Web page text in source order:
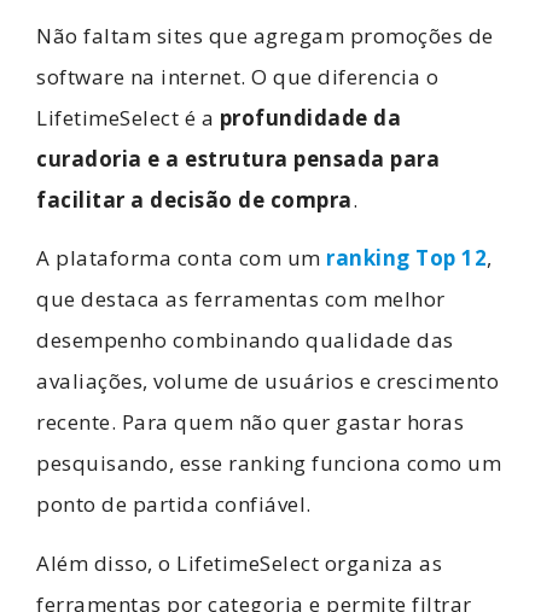
Não faltam sites que agregam promoções de
software na internet. O que diferencia o
LifetimeSelect é a profundidade da
curadoria e a estrutura pensada para
facilitar a decisão de compra.
A plataforma conta com um ranking Top 12,
que destaca as ferramentas com melhor
desempenho combinando qualidade das
avaliações, volume de usuários e crescimento
recente. Para quem não quer gastar horas
pesquisando, esse ranking funciona como um
ponto de partida confiável.
Além disso, o LifetimeSelect organiza as
ferramentas por categoria e permite filtrar